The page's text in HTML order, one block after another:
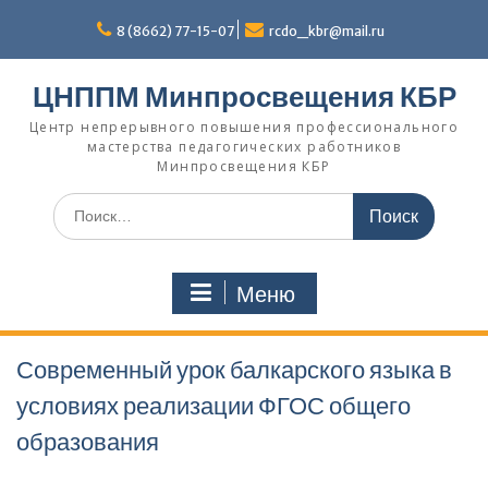
содержимому
8 (8662) 77-15-07 rcdo_kbr@mail.ru
ЦНППМ Минпросвещения КБР
Центр непрерывного повышения профессионального
мастерства педагогических работников
Минпросвещения КБР
Искать:
Меню
Современный урок балкарского языка в
условиях реализации ФГОС общего
образования